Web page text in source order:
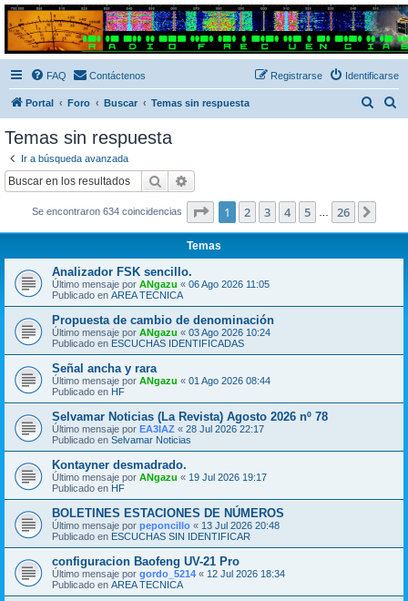
Radio Frecuencias
Foro de Radio Frecuencias
FAQ Contáctenos Identificarse
Registrarse
Portal Foro Buscar Temas sin respuesta
Temas sin respuesta
Ir a búsqueda avanzada
Buscar
Se encontraron 634 coincidencias Página de 26
1 2 3 4 5 26
Temas
Analizador FSK sencillo.
Último mensaje por ANgazu « 06 Ago 2026 11:05
Publicado en AREA TECNICA
Propuesta de cambio de denominación
Último mensaje por ANgazu « 03 Ago 2026 10:24
Publicado en ESCUCHAS IDENTIFICADAS
Señal ancha y rara
Último mensaje por ANgazu « 01 Ago 2026 08:44
Publicado en HF
Selvamar Noticias (La Revista) Agosto 2026 nº 78
Último mensaje por EA3IAZ « 28 Jul 2026 22:17
Publicado en Selvamar Noticias
Kontayner desmadrado.
Último mensaje por ANgazu « 19 Jul 2026 19:17
Publicado en HF
BOLETINES ESTACIONES DE NÚMEROS
Último mensaje por peponcillo « 13 Jul 2026 20:48
Publicado en ESCUCHAS SIN IDENTIFICAR
configuracion Baofeng UV-21 Pro
Último mensaje por gordo_5214 « 12 Jul 2026 18:34
Publicado en AREA TECNICA